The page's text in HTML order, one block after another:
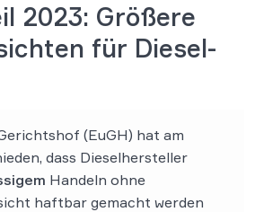
2023: Größere
für Diesel-
(EuGH) hat am
dass Dieselhersteller
Handeln ohne
haftbar gemacht werden